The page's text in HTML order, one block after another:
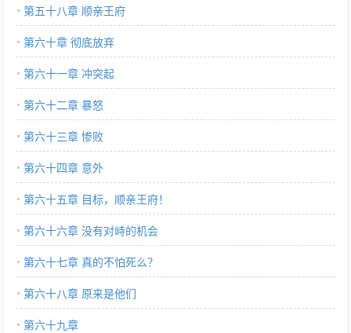
第五十八章 顺亲王府
第六十章 彻底放弃
第六十一章 冲突起
第六十二章 暴怒
第六十三章 惨败
第六十四章 意外
第六十五章 目标，顺亲王府！
第六十六章 没有对峙的机会
第六十七章 真的不怕死么？
第六十八章 原来是他们
第六十九章